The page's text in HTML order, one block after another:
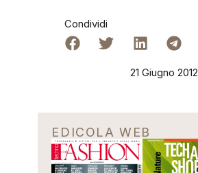
Condividi
21 Giugno 2012
EDICOLA WEB